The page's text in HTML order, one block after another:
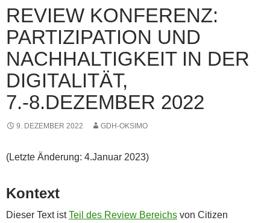
REVIEW KONFERENZ:
PARTIZIPATION UND
NACHHALTIGKEIT IN DER
DIGITALITÄT,
7.-8.DEZEMBER 2022
9. DEZEMBER 2022 GDH-OKSIMO
(Letzte Änderung: 4.Januar 2023)
Kontext
Dieser Text istTeil des Review Bereichs von Citizen